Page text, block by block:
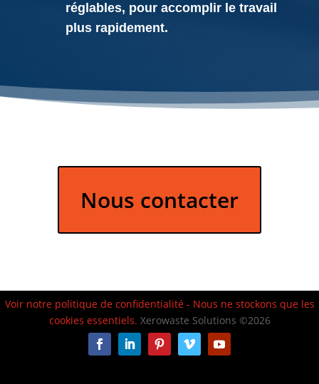
réglables, pour accomplir le travail
plus rapidement.
Nous contacter
Voir notre politique de confidentialité - Nous ne stockons que les
cookies essentiels. Xerowaste Solutions ©2026